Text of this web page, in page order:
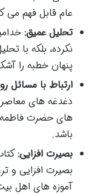
عام قابل فهم می
تحلیل عمیق:
نکرده، بلکه با
پنهان خطبه را
ارتباط با مسائل
دغدغه های معاصر
های حضرت فاطمه
باشد.
بصیرت افزایی:
بصیرت افزایی و
آموزه های اهل